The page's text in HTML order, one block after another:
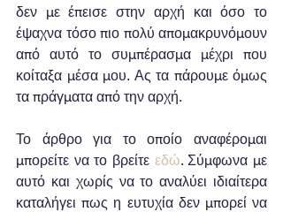
δεν με έπεισε στην αρχή και όσο το
έψαχνα τόσο πιο πολύ απομακρυνόμουν
από αυτό το συμπέρασμα μέχρι που
κοίταξα μέσα μου. Ας τα πάρουμε όμως
τα πράγματα από την αρχή.
Το άρθρο για το οποίο αναφέρομαι
μπορείτε να το βρείτε εδώ. Σύμφωνα με
αυτό και χωρίς να το αναλύει ιδιαίτερα
καταλήγει πως η ευτυχία δεν μπορεί να